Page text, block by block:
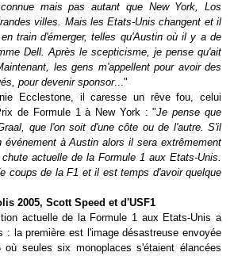
mais pas autant que New York, Los
villes. Mais les Etats-Unis changent et il
train d'émerger, telles qu'Austin où il y a de
Dell. Après le scepticisme, je pense qu'ait
les gens m'appellent pour avoir des
pour devenir sponsor..."
Ecclestone, il caresse un rêve fou, celui
de Formule 1 à New York : "Je pense que
que l'on soit d'une côte ou de l'autre. S'il
événement à Austin alors il sera extrêmement
actuelle de la Formule 1 aux Etats-Unis.
coups de la F1 et il est temps d'avoir quelque
2005, Scott Speed et d'USF1
actuelle de la Formule 1 aux Etats-Unis a
: la première est l'image désastreuse envoyée
où seules six monoplaces s'étaient élancées